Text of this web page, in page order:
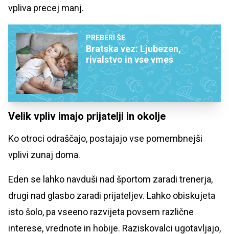
vpliva precej manj.
PREBERI ŠE
Bratska vez: Ljubezen,
rivalstvo in vse vmes
Velik vpliv imajo prijatelji in okolje
Ko otroci odraščajo, postajajo vse pomembnejši
vplivi zunaj doma.
Eden se lahko navduši nad športom zaradi trenerja,
drugi nad glasbo zaradi prijateljev. Lahko obiskujeta
isto šolo, pa vseeno razvijeta povsem različne
interese, vrednote in hobije. Raziskovalci ugotavljajo,